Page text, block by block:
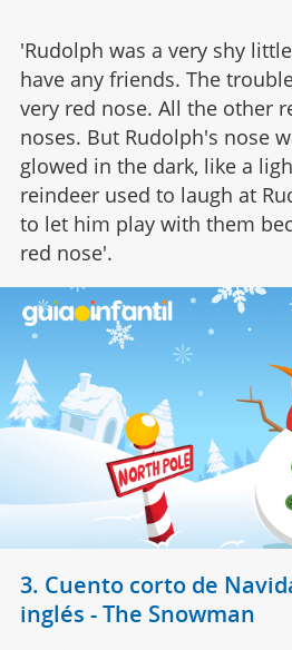
'Rudolph was a very shy
have any friends. The
very red nose. All the other
noses. But Rudolph's nose
glowed in the dark, like a
reindeer used to laugh at
to let him play with them
red nose'.
3. Cuento corto de
inglés - The Snowman